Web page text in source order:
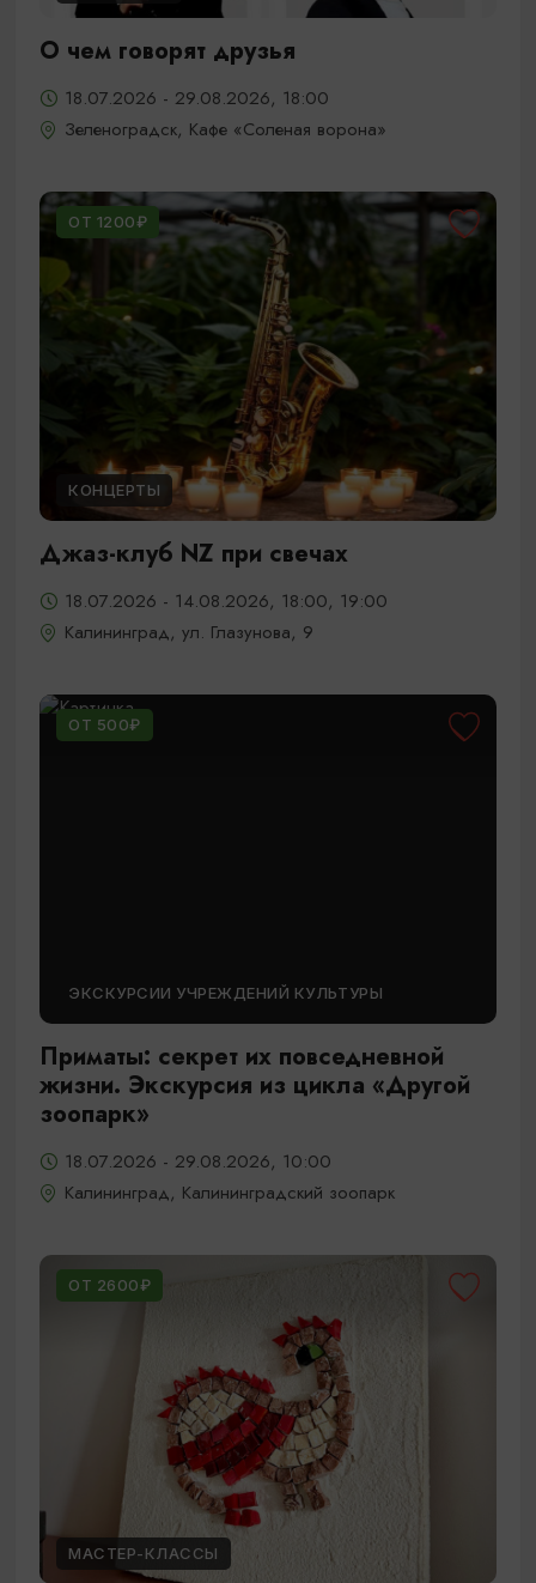
О чем говорят друзья
18.07.2026 - 29.08.2026, 18:00
Зеленоградск, Кафе «Соленая ворона»
ОТ 1200₽
КОНЦЕРТЫ
Джаз-клуб NZ при свечах
18.07.2026 - 14.08.2026, 18:00, 19:00
Калининград, ул. Глазунова, 9
ОТ 500₽
ЭКСКУРСИИ УЧРЕЖДЕНИЙ КУЛЬТУРЫ
Приматы: секрет их повседневной
жизни. Экскурсия из цикла «Другой
зоопарк»
18.07.2026 - 29.08.2026, 10:00
Калининград, Калининградский зоопарк
ОТ 2600₽
МАСТЕР-КЛАССЫ